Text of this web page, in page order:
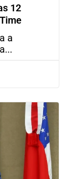
12
a